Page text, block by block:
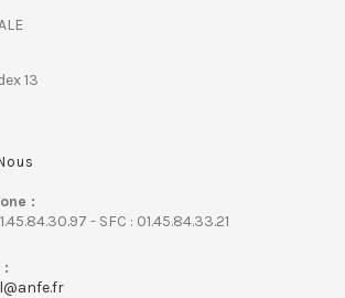
13
:
- SFC : 01.45.84.33.21
: